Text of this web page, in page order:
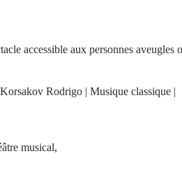
accessible aux personnes aveugles
Rodrigo | Musique classique |
musical,